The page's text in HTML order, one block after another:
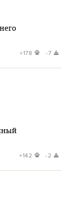
+178 -7
+142 -2